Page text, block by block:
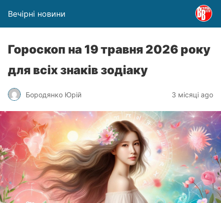
Вечірні новини
Гороскоп на 19 травня 2026 року
для всіх знаків зодіаку
Бородянко Юрій 3 місяці ago